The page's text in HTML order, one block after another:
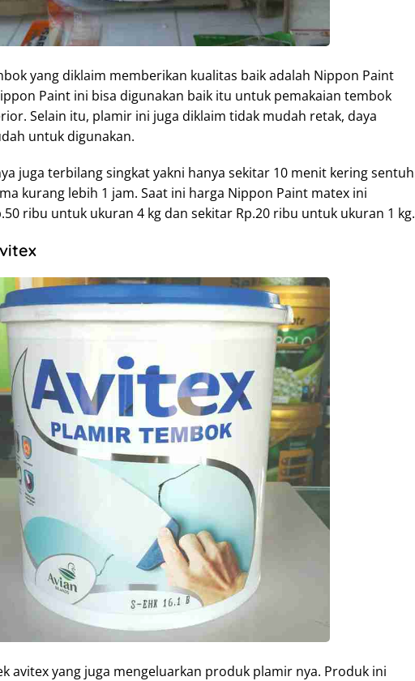
yang diklaim memberikan kualitas baik adalah Nippon Paint
Paint ini bisa digunakan baik itu untuk pemakaian tembok
Selain itu, plamir ini juga diklaim tidak mudah retak, daya
untuk digunakan.
juga terbilang singkat yakni hanya sekitar 10 menit kering sentuh
kurang lebih 1 jam. Saat ini harga Nippon Paint matex ini
ribu untuk ukuran 4 kg dan sekitar Rp.20 ribu untuk ukuran 1 kg.
avitex yang juga mengeluarkan produk plamir nya. Produk ini